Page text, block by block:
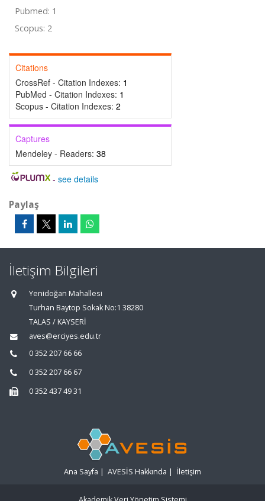
Pubmed: 1
Scopus: 2
Citations
CrossRef - Citation Indexes: 1
PubMed - Citation Indexes: 1
Scopus - Citation Indexes: 2
Captures
Mendeley - Readers: 38
- see details
Paylaş
İletişim Bilgileri
Yenidoğan Mahallesi
Turhan Baytop Sokak No:1 38280
TALAS / KAYSERİ
aves@erciyes.edu.tr
0 352 207 66 66
0 352 207 66 67
0 352 437 49 31
Ana Sayfa | AVESİS Hakkında | İletişim